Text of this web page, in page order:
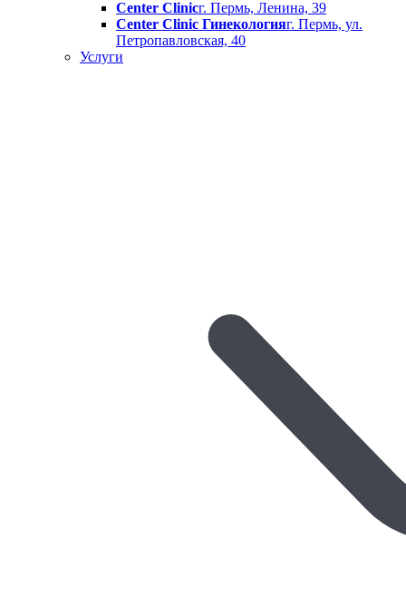
Center Clinicг. Пермь, Ленина, 39
Center Clinic Гинекологияг. Пермь, ул.
Петропавловская, 40
Услуги